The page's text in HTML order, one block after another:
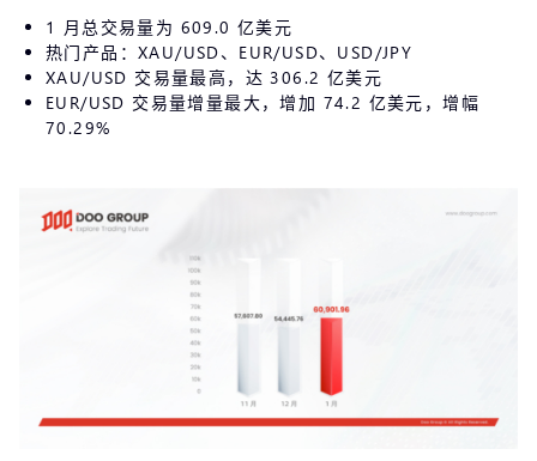
1 月总交易量为 609.0 亿美元
热门产品：XAU/USD、EUR/USD、USD/JPY
XAU/USD 交易量最高，达 306.2 亿美元
EUR/USD 交易量增量最大，增加 74.2 亿美元，增幅
70.29%